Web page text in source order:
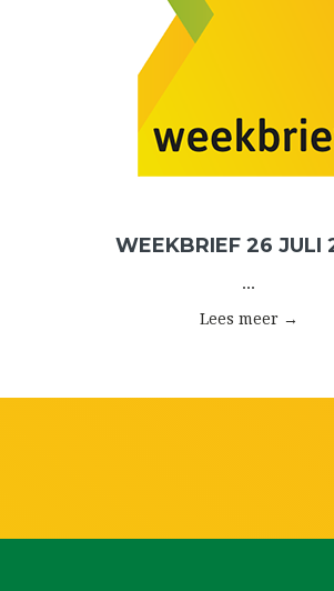
WEEKBRIEF 26 JULI
...
Lees meer →